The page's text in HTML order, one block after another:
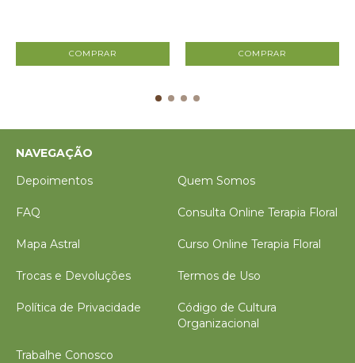
NAVEGAÇÃO
Depoimentos
Quem Somos
FAQ Consulta Online Terapia Floral
Mapa Astral Curso Online Terapia Floral
Trocas e Devoluções Termos de Uso
Política de Privacidade
Código de Cultura
Organizacional
Trabalhe Conosco